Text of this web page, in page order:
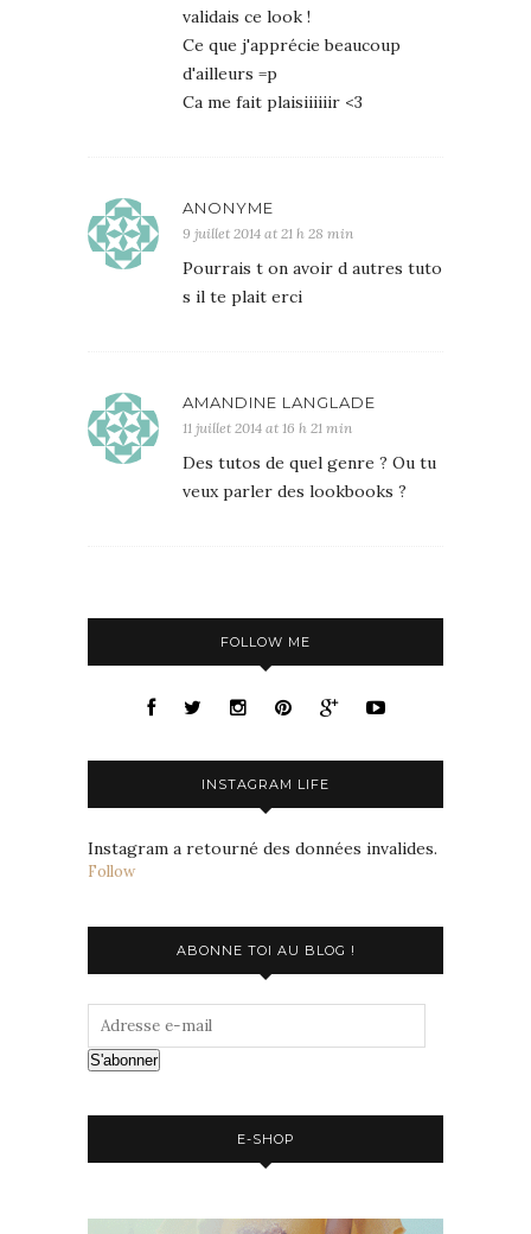
validais ce look !
Ce que j'apprécie beaucoup
d'ailleurs =p
Ca me fait plaisiiiiiir <3
ANONYME
9 juillet 2014 at 21 h 28 min
Pourrais t on avoir d autres tuto
s il te plait erci
AMANDINE LANGLADE
11 juillet 2014 at 16 h 21 min
Des tutos de quel genre ? Ou tu
veux parler des lookbooks ?
FOLLOW ME
INSTAGRAM LIFE
Instagram a retourné des données invalides.
Follow
ABONNE TOI AU BLOG !
S'abonner
E-SHOP